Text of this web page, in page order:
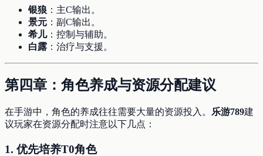
银狼 ：主C输出。
景元 ：副C输出。
希儿：控制与辅助。
白露 ：治疗与支援。
第四章：角色养成与资源分配建议
在手游中，角色的养成往往需要大量的资源投入。 乐游789建
议玩家在资源分配时注意以下几点：
1. 优先培养T0角色